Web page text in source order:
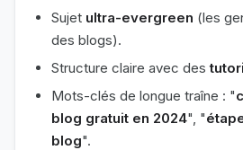
Sujet ultra-evergreen (les
des blogs).
Structure claire avec des
Mots-clés de longue traîne : "
blog gratuit en 2024", "
blog".